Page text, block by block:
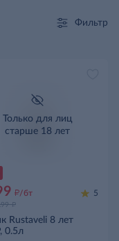
Фильтр
Только для лиц
старше 18 лет
д/бт
.99 д
5
Rustaveli 8 лет
0.5л